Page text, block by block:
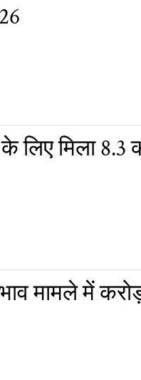
लिए मिला 8.3
मामले में